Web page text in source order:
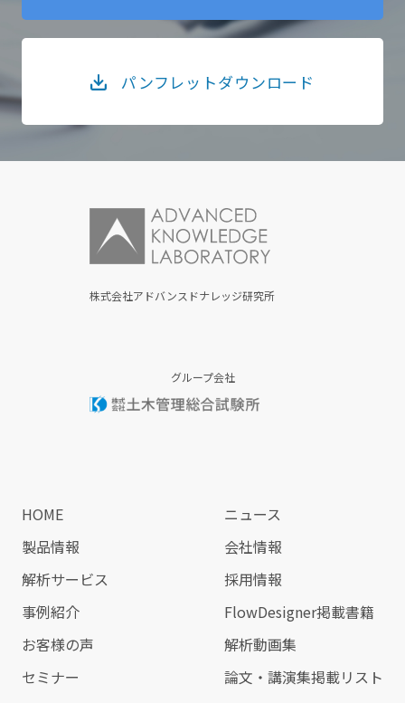
パンフレットダウンロード
株式会社アドバンスドナレッジ研究所
グループ会社
HOME
製品情報
解析サービス
事例紹介
お客様の声
セミナー
ニュース
会社情報
採用情報
FlowDesigner掲載書籍
解析動画集
論文・講演集掲載リスト